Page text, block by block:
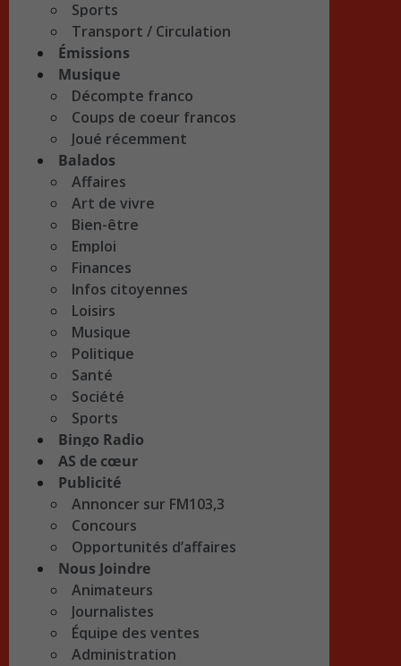
Sports
Transport / Circulation
Émissions
Musique
Décompte franco
Coups de coeur francos
Joué récemment
Balados
Affaires
Art de vivre
Bien-être
Emploi
Finances
Infos citoyennes
Loisirs
Musique
Politique
Santé
Société
Sports
Bingo Radio
AS de cœur
Publicité
Annoncer sur FM103,3
Concours
Opportunités d’affaires
Nous Joindre
Animateurs
Journalistes
Équipe des ventes
Administration